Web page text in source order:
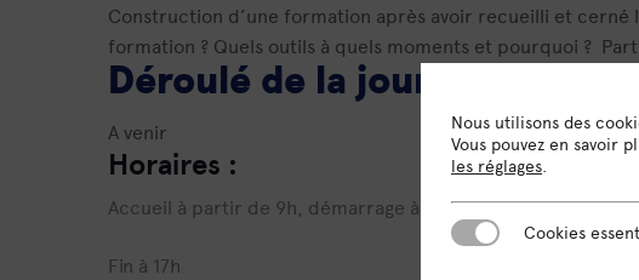
Construction d’une formation après avoir recueilli et
formation ? Quels outils à quels moments et pourquoi ?
Déroulé de la journée :
A venir
Horaires :
Accueil à partir de 9h, démarrage à 9h15
Fin à 17h
Nous utilisons des
Vous pouvez en savoir
les réglages.
Cookies essentiels
Cookies